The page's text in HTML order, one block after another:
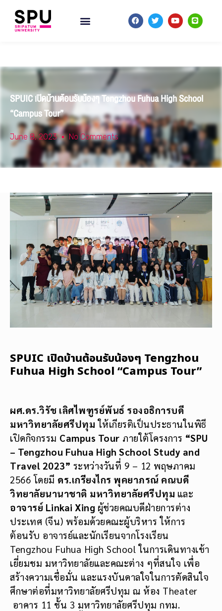
SPUIC เปิดบ้านต้อนรับน้องๆ Tengzhou Fuhua High School
“Campus Tour”
June 8, 2023 No Comments
SPUIC เปิดบ้านต้อนรับน้องๆ Tengzhou
Fuhua High School “Campus Tour”
ผศ.ดร.วิรัช เลิศไพฑูรย์พันธ์ รองอธิการบดี
มหาวิทยาลัยศรีปทุม ให้เกียรติเป็นประธานในพิธี
เปิดกิจกรรม Campus Tour ภายใต้โครงการ “SPU
– Tengzhou Fuhua High School Study and
Travel 2023” ระหว่างวันที่ 9 – 12 พฤษภาคม
2566 โดยมี ดร.เกรียงไกร พุคยาภรณ์ คณบดี
วิทยาลัยนานาชาติ มหาวิทยาลัยศรีปทุม และ
อาจารย์ Linkai Xing ผู้ช่วยคณบดีฝ่ายการต่าง
ประเทศ (จีน) พร้อมด้วยคณะผู้บริหาร ให้การ
ต้อนรับ อาจารย์และนักเรียนจากโรงเรียน
Tengzhou Fuhua High School ในการเดินทางเข้า
เยี่ยมชม มหาวิทยาลัยและคณะต่าง ๆที่สนใจ เพื่อ
สร้างความเชื่อมั่น และแรงบันดาลใจในการตัดสินใจ
ศึกษาต่อที่มหาวิทยาลัยศรีปทุม ณ ห้อง Theater
อาคาร 11 ชั้น 3 มหาวิทยาลัยศรีปทุม กทม.